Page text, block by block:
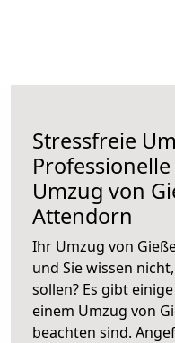
Stressfreie
Umzug von
Attendorn
Ihr Umzug von
und Sie wissen
sollen? Es gibt
einem Umzug von
beachten sind.